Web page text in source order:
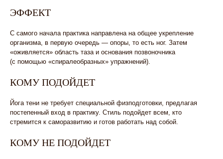
ЭФФЕКТ
С самого начала практика направлена на общее укрепление
организма, в первую очередь — опоры, то есть ног. Затем
«оживляется» область таза и основания позвоночника
(с помощью «спиралеобразных» упражнений).
КОМУ ПОДОЙДЕТ
Йога тени не требует специальной физподготовки, предлагая
постепенный вход в практику. Стиль подойдет всем, кто
стремится к саморазвитию и готов работать над собой.
КОМУ НЕ ПОДОЙДЕТ